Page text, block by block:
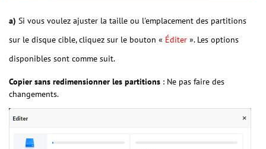
a) Si vous voulez ajuster la taille ou l'emplacement des partitions
sur le disque cible, cliquez sur le bouton « Éditer ». Les options
disponibles sont comme suit.
Copier sans redimensionner les partitions : Ne pas faire des
changements.